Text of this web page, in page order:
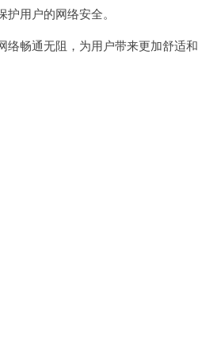
用户的网络安全。
畅通无阻，为用户带来更加舒适和